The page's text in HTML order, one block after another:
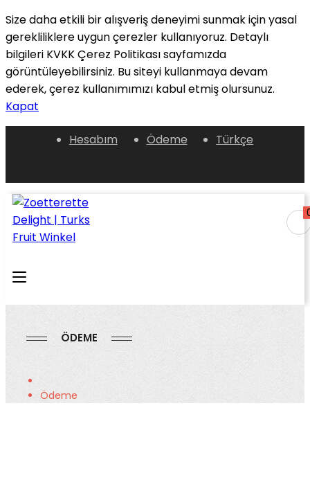
Size daha etkili bir alışveriş deneyimi sunmak için yasal
gerekliliklere uygun çerezler kullanıyoruz. Detaylı
bilgileri KVKK Çerez Politikası sayfamızda
görüntüleyebilirsiniz. Bu siteyi kullanmaya devam
ederek, çerez kullanımımızı kabul etmiş olursunuz.
Kapat
Hesabım Ödeme Türkçe
ÖDEME
Ödeme